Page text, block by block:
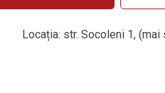
Locația: str. Socoleni 1,